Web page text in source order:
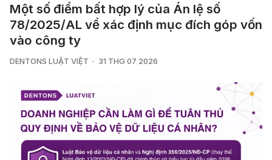
Một số điểm bất hợp lý của Án lệ số
78/2025/AL về xác định mục đích góp vốn
vào công ty
DENTONS LUẬT VIỆT 31 THG 07 2026